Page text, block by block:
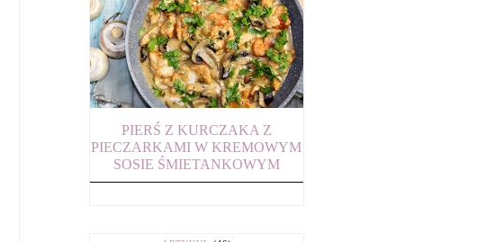
PIERŚ Z KURCZAKA Z
PIECZARKAMI W KREMOWYM
SOSIE ŚMIETANKOWYM